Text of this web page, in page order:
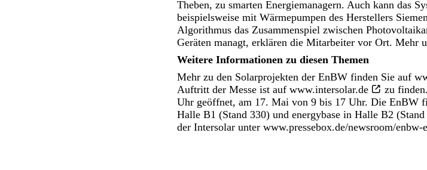
Theben, zu smarten Energiemanagern. Auch kann das
beispielsweise mit Wärmepumpen des Herstellers
Algorithmus das Zusammenspiel zwischen
Geräten managt, erklären die Mitarbeiter vor Ort. Mehr
Weitere Informationen zu diesen Themen
Mehr zu den Solarprojekten der EnBW finden Sie auf
Auftritt der Messe ist auf www.intersolar.de
zu
Uhr geöffnet, am 17. Mai von 9 bis 17 Uhr. Die EnBW
Halle B1 (Stand 330) und energybase in Halle B2
der Intersolar unter www.pressebox.de/newsroom/enbw-